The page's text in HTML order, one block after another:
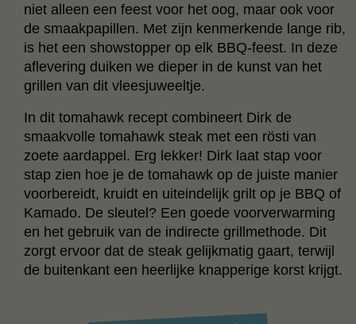
niet alleen een feest voor het oog, maar ook voor
de smaakpapillen. Met zijn kenmerkende lange rib,
is het een showstopper op elk BBQ-feest. In deze
aflevering duiken we dieper in de kunst van het
grillen van dit vleesjuweeltje.
In dit tomahawk recept combineert Dirk de
smaakvolle tomahawk steak met een rösti van
zoete aardappel. Erg lekker! Dirk laat stap voor
stap zien hoe je de tomahawk op de juiste manier
voorbereidt, kruidt en uiteindelijk grilt op je BBQ of
Kamado. De sleutel? Een goede voorverwarming
en het gebruik van de indirecte grillmethode. Dit
zorgt ervoor dat de steak gelijkmatig gaart, terwijl
de buitenkant een heerlijke knapperige korst krijgt.